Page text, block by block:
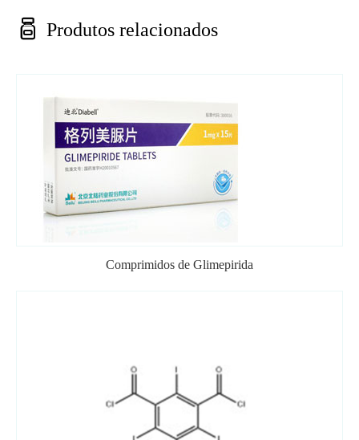
 Produtos relacionados
Comprimidos de Glimepirida